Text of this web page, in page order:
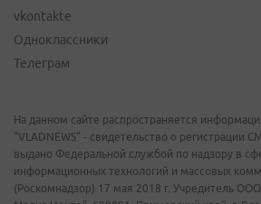
vkontakte
Одноклассники
Телеграм
На данном сайте распространяется
"VLADNEWS" - свидетельство о регистрации
выдано Федеральной службой по надзору в
информационных технологий и массовых
(Роскомнадзор) 17 мая 2018 г. Учредитель